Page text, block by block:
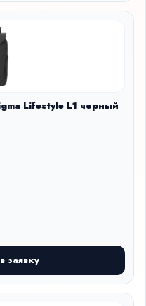
Lifestyle L1 черный
заявку